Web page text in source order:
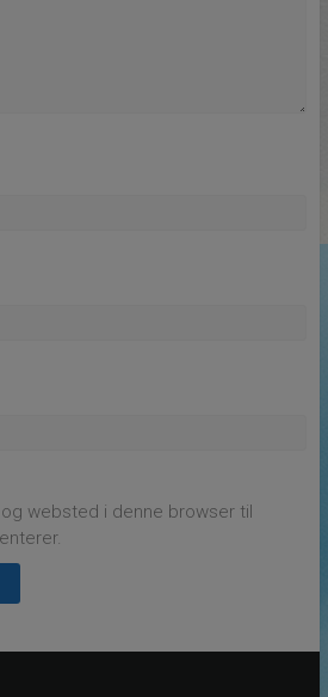
og websted i denne browser til